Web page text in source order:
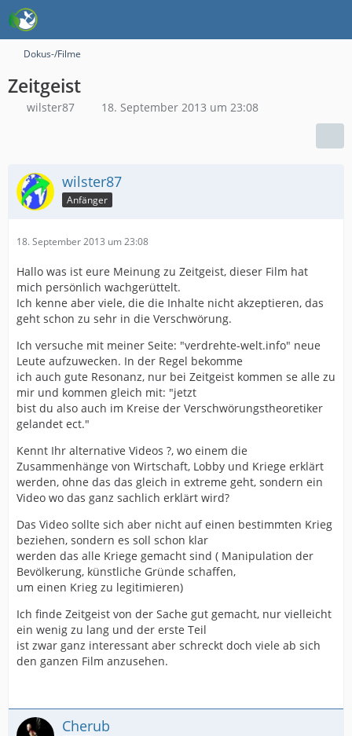
Dokus-/Filme
Zeitgeist
wilster87 18. September 2013 um 23:08
wilster87
Anfänger
18. September 2013 um 23:08
Hallo was ist eure Meinung zu Zeitgeist, dieser Film hat
mich persönlich wachgerüttelt.
Ich kenne aber viele, die die Inhalte nicht akzeptieren, das
geht schon zu sehr in die Verschwörung.
Ich versuche mit meiner Seite: "verdrehte-welt.info" neue
Leute aufzuwecken. In der Regel bekomme
ich auch gute Resonanz, nur bei Zeitgeist kommen se alle zu
mir und kommen gleich mit: "jetzt
bist du also auch im Kreise der Verschwörungstheoretiker
gelandet ect."
Kennt Ihr alternative Videos ?, wo einem die
Zusammenhänge von Wirtschaft, Lobby und Kriege erklärt
werden, ohne das das gleich in extreme geht, sondern ein
Video wo das ganz sachlich erklärt wird?
Das Video sollte sich aber nicht auf einen bestimmten Krieg
beziehen, sondern es soll schon klar
werden das alle Kriege gemacht sind ( Manipulation der
Bevölkerung, künstliche Gründe schaffen,
um einen Krieg zu legitimieren)
Ich finde Zeitgeist von der Sache gut gemacht, nur vielleicht
ein wenig zu lang und der erste Teil
ist zwar ganz interessant aber schreckt doch viele ab sich
den ganzen Film anzusehen.
Cherub